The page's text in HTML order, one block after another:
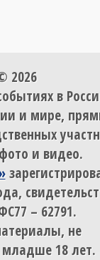
2026
в
и мире,
и видео.
– 62791.
не
18 лет.